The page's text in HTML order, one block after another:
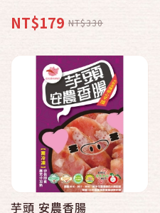
NT$179 NT$330
芋頭 安農香腸